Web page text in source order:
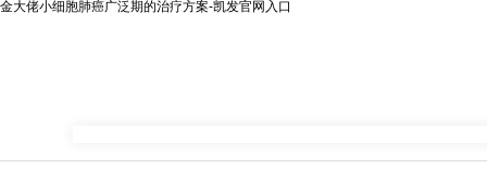
金大佬小细胞肺癌广泛期的治疗方案-凯发官网入口